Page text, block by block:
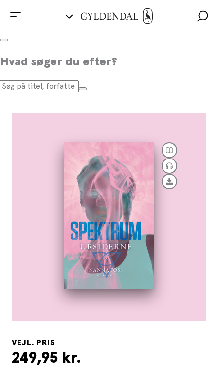
Hvad søger du efter?
Spektrum 3 - Ursiderne
VEJL. PRIS
249,95 kr.